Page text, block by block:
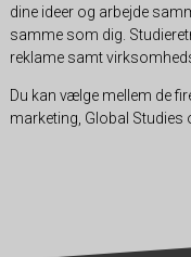
dine ideer og arbejde
samme som dig.
reklame samt
Du kan vælge mellem de
marketing, Global Studies